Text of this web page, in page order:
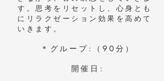
す。思考をリセットし、心身とも
にリラクゼーション効果を高めて
いきます。
＊グループ:（90分）​​
開催日: